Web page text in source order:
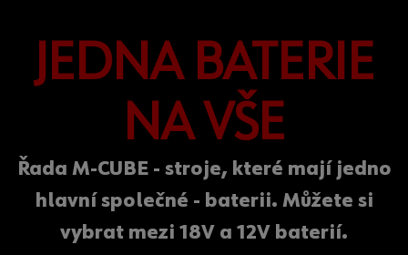
JEDNA BATERIE
NA VŠE
Řada M-CUBE - stroje, které mají jedno
hlavní společné - baterii. Můžete si
vybrat mezi 18V a 12V baterií.